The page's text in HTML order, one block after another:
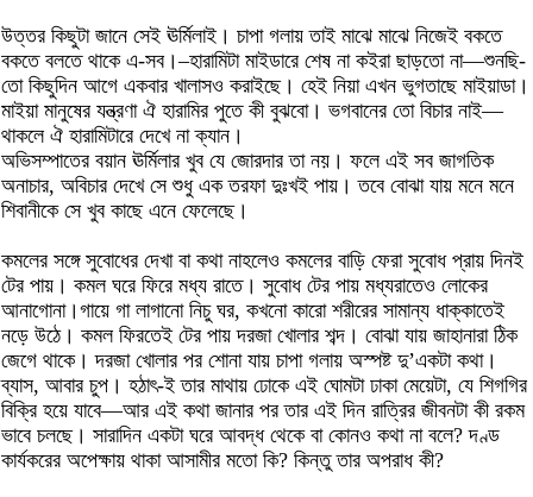
উত্তর কিছুটা জানে সেই ঊর্মিলাই। চাপা গলায় তাই মাঝে মাঝে নিজেই বকতে
বকতে বলতে থাকে এ-সব।–হারামিটা মাইডারে শেষ না কইরা ছাড়তো না—শুনছি-
তো কিছুদিন আগে একবার খালাসও করাইছে। হেই নিয়া এখন ভুগতাছে মাইয়াডা।
মাইয়া মানুষের যন্ত্রণা ঐ হারামির পুতে কী বুঝবো। ভগবানের তো বিচার নাই—
থাকলে ঐ হারামিটারে দেখে না ক্যান।
অভিসম্পাতের বয়ান ঊর্মিলার খুব যে জোরদার তা নয়। ফলে এই সব জাগতিক
অনাচার, অবিচার দেখে সে শুধু এক তরফা দুঃখই পায়। তবে বোঝা যায় মনে মনে
শিবানীকে সে খুব কাছে এনে ফেলেছে।
কমলের সঙ্গে সুবোধের দেখা বা কথা নাহলেও কমলের বাড়ি ফেরা সুবোধ প্রায় দিনই
টের পায়। কমল ঘরে ফিরে মধ্য রাতে। সুবোধ টের পায় মধ্যরাতেও লোকের
আনাগোনা।গায়ে গা লাগানো নিচু ঘর, কখনো কারো শরীরের সামান্য ধাক্কাতেই
নড়ে উঠে। কমল ফিরতেই টের পায় দরজা খোলার শব্দ। বোঝা যায় জাহানারা ঠিক
জেগে থাকে। দরজা খোলার পর শোনা যায় চাপা গলায় অস্পষ্ট দু’একটা কথা।
ব্যাস, আবার চুপ। হঠাৎ-ই তার মাথায় ঢোকে এই ঘোমটা ঢাকা মেয়েটা, যে শিগগির
বিক্রি হয়ে যাবে—আর এই কথা জানার পর তার এই দিন রাত্রির জীবনটা কী রকম
ভাবে চলছে। সারাদিন একটা ঘরে আবদ্ধ থেকে বা কোনও কথা না বলে? দণ্ড
কার্যকরের অপেক্ষায় থাকা আসামীর মতো কি? কিন্তু তার অপরাধ কী?